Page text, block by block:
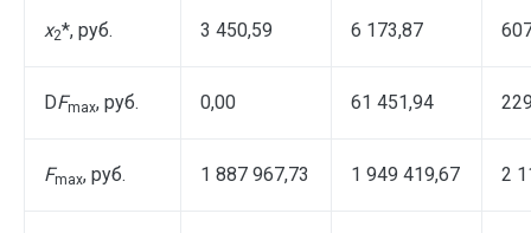
x2*, руб. 3 450,59 6 173,87
DFmax, руб. 0,00 61 451,94
Fmax, руб. 1 887 967,73 1 949 419,67 2